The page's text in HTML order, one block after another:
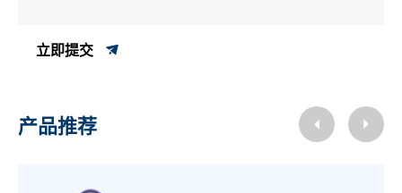
立即提交
产品推荐